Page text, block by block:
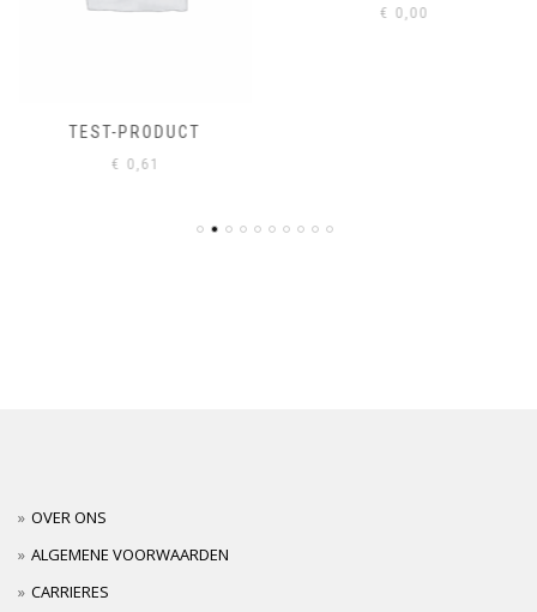
TEST-PRODUCT
€ 0,61
€ 0,00
OVER ONS
ALGEMENE VOORWAARDEN
CARRIERES